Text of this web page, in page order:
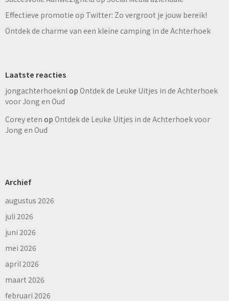
Effectieve promotie op Twitter: Zo vergroot je jouw bereik!
Ontdek de charme van een kleine camping in de Achterhoek
Laatste reacties
jongachterhoeknlop Ontdek de Leuke Uitjes in de Achterhoek
voor Jong en Oud
Corey eten op Ontdek de Leuke Uitjes in de Achterhoek voor
Jong en Oud
Archief
augustus 2026
juli 2026
juni 2026
mei 2026
april 2026
maart 2026
februari 2026